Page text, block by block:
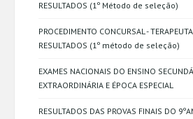
RESULTADOS (1º Método de seleção)
PROCEDIMENTO CONCURSAL -
RESULTADOS (1º método de seleção)
EXAMES NACIONAIS DO ENSINO
EXTRAORDINÁRIA E ÉPOCA ESPECIAL
RESULTADOS DAS PROVAS FINAIS DO